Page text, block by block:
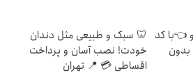
👈با کد
بدون
🦷 سبک و طبیعی مثل دندان
خودت! نصب آسان و پرداخت
اقساطی 💳 📍 تهران